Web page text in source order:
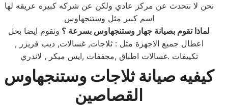
نحن لا نتحدث عن مركز عادي ولكن عن شركه كبيره عريقه لها
اسم كبير مثل وستنجهاوس
لماذا تقوم بصيانة جهاز وستنجهاوس بسرعة ؟ ونقوم ايضا بحل
اعطال جميع الاجهزة مثل : ثلاجات, غسالات, ديب فريزر ,
تكييفات .غسالات اطباق ,مجففات ,ايس ميكر , لاندري
كيفيه صيانة ثلاجات وستنجهاوس
القصاصين